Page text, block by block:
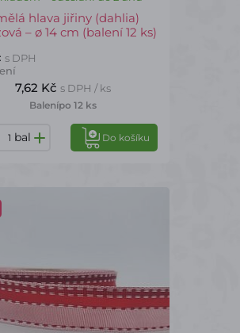
hlava jiřiny (dahlia)
– ø 14 cm (balení 12 ks)
s DPH
7,62 Kč s DPH / ks
Balenípo 12 ks
bal Do košíku